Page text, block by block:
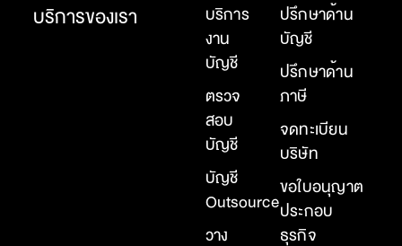
บริการของเรา
บริการ
งาน
บัญชี
ตรวจ
สอบ
บัญชี
บัญชี
Outsource
วาง
ปรึกษาด้าน
บัญชี
ปรึกษาด้าน
ภาษี
จดทะเบียน
บริษัท
ขอใบอนุญาต
ประกอบ
ธุรกิจ